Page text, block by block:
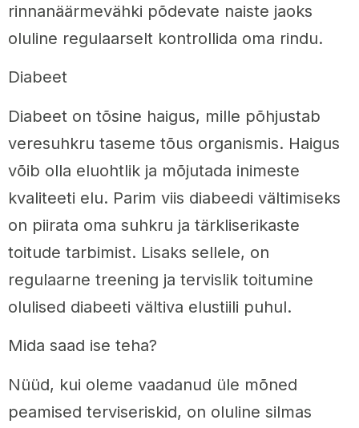
rinnanäärmevähki põdevate naiste jaoks
oluline regulaarselt kontrollida oma rindu.
Diabeet
Diabeet on tõsine haigus, mille põhjustab
veresuhkru taseme tõus organismis. Haigus
võib olla eluohtlik ja mõjutada inimeste
kvaliteeti elu. Parim viis diabeedi vältimiseks
on piirata oma suhkru ja tärkliserikaste
toitude tarbimist. Lisaks sellele, on
regulaarne treening ja tervislik toitumine
olulised diabeeti vältiva elustiili puhul.
Mida saad ise teha?
Nüüd, kui oleme vaadanud üle mõned
peamised terviseriskid, on oluline silmas